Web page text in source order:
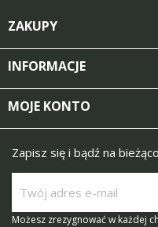
ZAKUPY
INFORMACJE
MOJE KONTO
Zapisz się i bądź na
Możesz zrezygnować w każdej